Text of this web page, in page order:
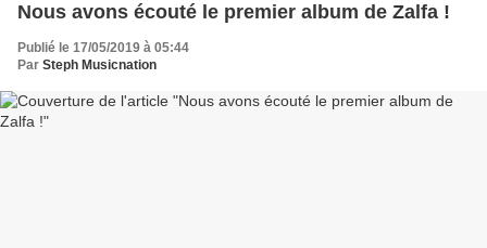
Nous avons écouté le premier album de Zalfa !
Publié le 17/05/2019 à 05:44
Par Steph Musicnation